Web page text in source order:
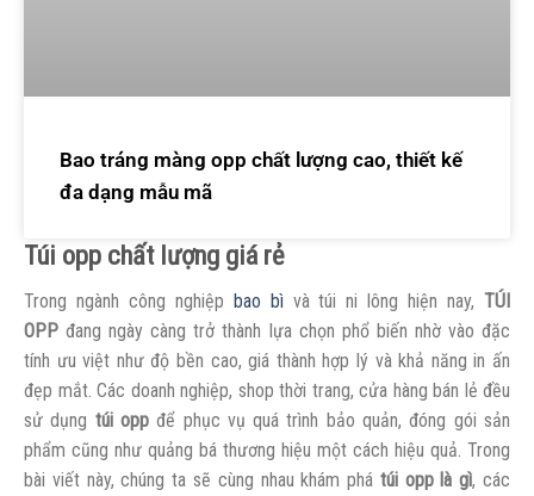
Bao tráng màng opp chất lượng cao, thiết kế
đa dạng mẫu mã
Túi opp chất lượng giá rẻ
Trong ngành công nghiệp bao bì và túi ni lông hiện nay,TÚI
OPP đang ngày càng trở thành lựa chọn phổ biến nhờ vào đặc
tính ưu việt như độ bền cao, giá thành hợp lý và khả năng in ấn
đẹp mắt. Các doanh nghiệp, shop thời trang, cửa hàng bán lẻ đều
sử dụng túi oppđể phục vụ quá trình bảo quản, đóng gói sản
phẩm cũng như quảng bá thương hiệu một cách hiệu quả. Trong
bài viết này, chúng ta sẽ cùng nhau khám phá túi opp là gì, các